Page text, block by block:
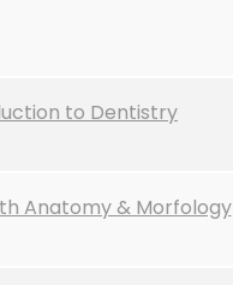
to Dentistry
Anatomy & Morfology